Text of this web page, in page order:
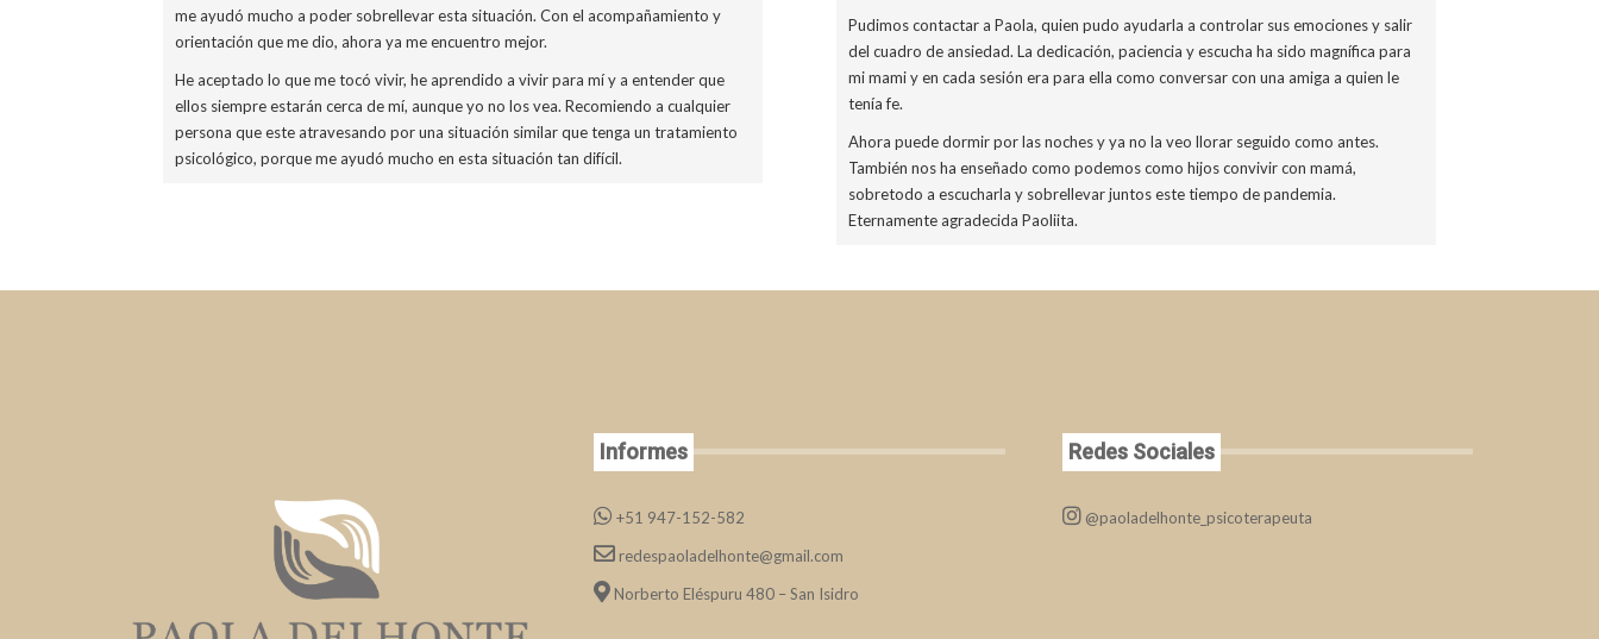
me ayudó mucho a poder sobrellevar esta situación. Con el acompañamiento y
orientación que me dio, ahora ya me encuentro mejor.
He aceptado lo que me tocó vivir, he aprendido a vivir para mí y a entender que
ellos siempre estarán cerca de mí, aunque yo no los vea. Recomiendo a cualquier
persona que este atravesando por una situación similar que tenga un tratamiento
psicológico, porque me ayudó mucho en esta situación tan difícil.
Pudimos contactar a Paola, quien pudo ayudarla a controlar sus emociones y salir
del cuadro de ansiedad. La dedicación, paciencia y escucha ha sido magnífica para
mi mami y en cada sesión era para ella como conversar con una amiga a quien le
tenía fe.
Ahora puede dormir por las noches y ya no la veo llorar seguido como antes.
También nos ha enseñado como podemos como hijos convivir con mamá,
sobretodo a escucharla y sobrellevar juntos este tiempo de pandemia.
Eternamente agradecida Paoliita.
Informes
+51 947-152-582
redespaoladelhonte@gmail.com
Norberto Eléspuru 480 – San Isidro
Redes Sociales
@paoladelhonte_psicoterapeuta